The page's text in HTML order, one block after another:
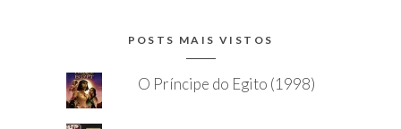
POSTS MAIS VISTOS
O Príncipe do Egito (1998)